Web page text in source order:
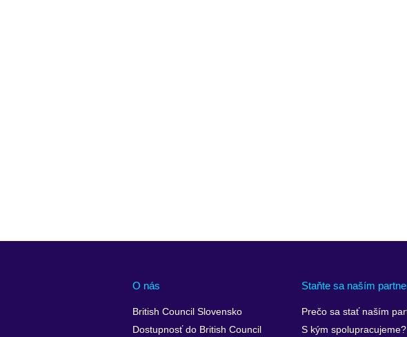
O nás
British Council Slovensko
Dostupnosť do British Council
Staňte sa naším
Prečo sa stať naším
S kým spolupracujeme?